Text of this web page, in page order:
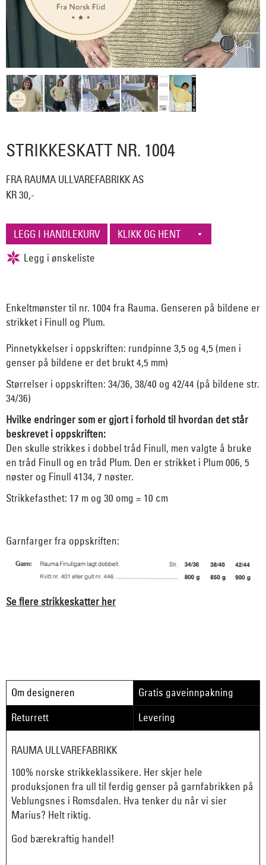
STRIKKESKATT NR. 1004
FRA RAUMA ULLVAREFABRIKK AS
KR 30,-
Enkeltmønster til nr. 1004 fra Rauma. Genseren på bildene er
strikket i Finull og Plum.
Pinnetykkelser i oppskriften: rundpinne 3,5 og 4,5 (men i
genser på bildene er det brukt 4,5 mm)
Størrelser i oppskriften: 34/36, 38/40 og 42/44 (på bildene str.
34/36)
Hvilke endringer som er gjort i forhold til hvordan det står
beskrevet i oppskriften:
Den skulle strikkes i dobbel tråd Finull, men valgte å bruke
en tråd Finull og en tråd Plum. Den er strikket i Plum 006, 5
nøster og Finull 4134, 7 nøster.
Strikkefasthet: 17 m og 30 omg = 10 cm
Garnfarger fra oppskriften:
Se flere strikkeskatter her
Om designeren
Gratis gaveinnpakning
Returrett
Levering
RAUMA ULLVAREFABRIKK
100% norske strikkeklassikere. Her skjer hele
produksjonen fra ull til ferdig genser på garnfabrikken på
Veblungsnes i Romsdalen. Hva tenker du når vi sier
Marius? Helt riktig.
God bærekraftig handel!